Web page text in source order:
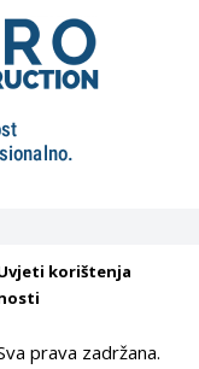
korištenja
prava zadržana.